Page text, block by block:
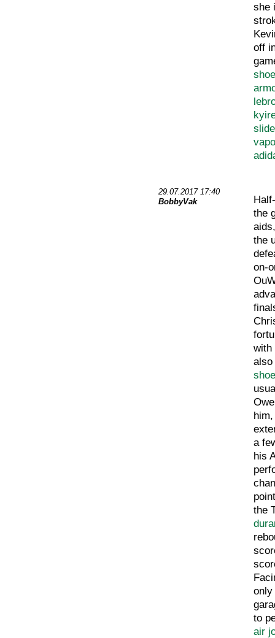
she
off
29.07.2017 17:40
BobbyVak
the
the
on-
with
a
his
the
only
to
air